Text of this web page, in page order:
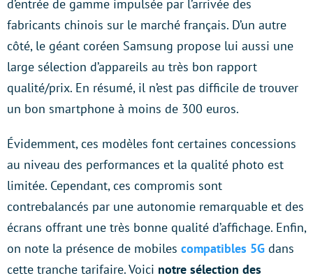
d’entrée de gamme impulsée par l’arrivée des
fabricants chinois sur le marché français. D’un autre
côté, le géant coréen Samsung propose lui aussi une
large sélection d’appareils au très bon rapport
qualité/prix. En résumé, il n’est pas difficile de trouver
un bon smartphone à moins de 300 euros.
Évidemment, ces modèles font certaines concessions
au niveau des performances et la qualité photo est
limitée. Cependant, ces compromis sont
contrebalancés par une autonomie remarquable et des
écrans offrant une très bonne qualité d’affichage. Enfin,
on note la présence de mobiles compatibles 5G dans
cette tranche tarifaire. Voici notre sélection des